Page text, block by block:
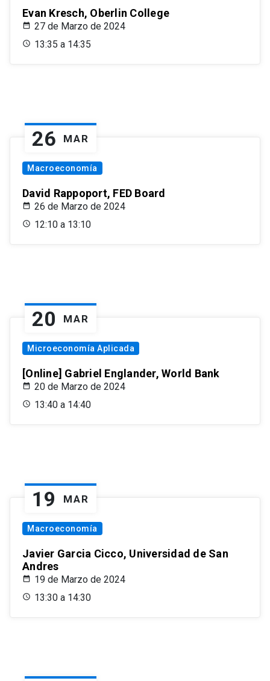
Evan Kresch, Oberlin College
27 de Marzo de 2024
13:35 a 14:35
26 MAR
Macroeconomía
David Rappoport, FED Board
26 de Marzo de 2024
12:10 a 13:10
20 MAR
Microeconomía Aplicada
[Online] Gabriel Englander, World Bank
20 de Marzo de 2024
13:40 a 14:40
19 MAR
Macroeconomía
Javier Garcia Cicco, Universidad de San
Andres
19 de Marzo de 2024
13:30 a 14:30